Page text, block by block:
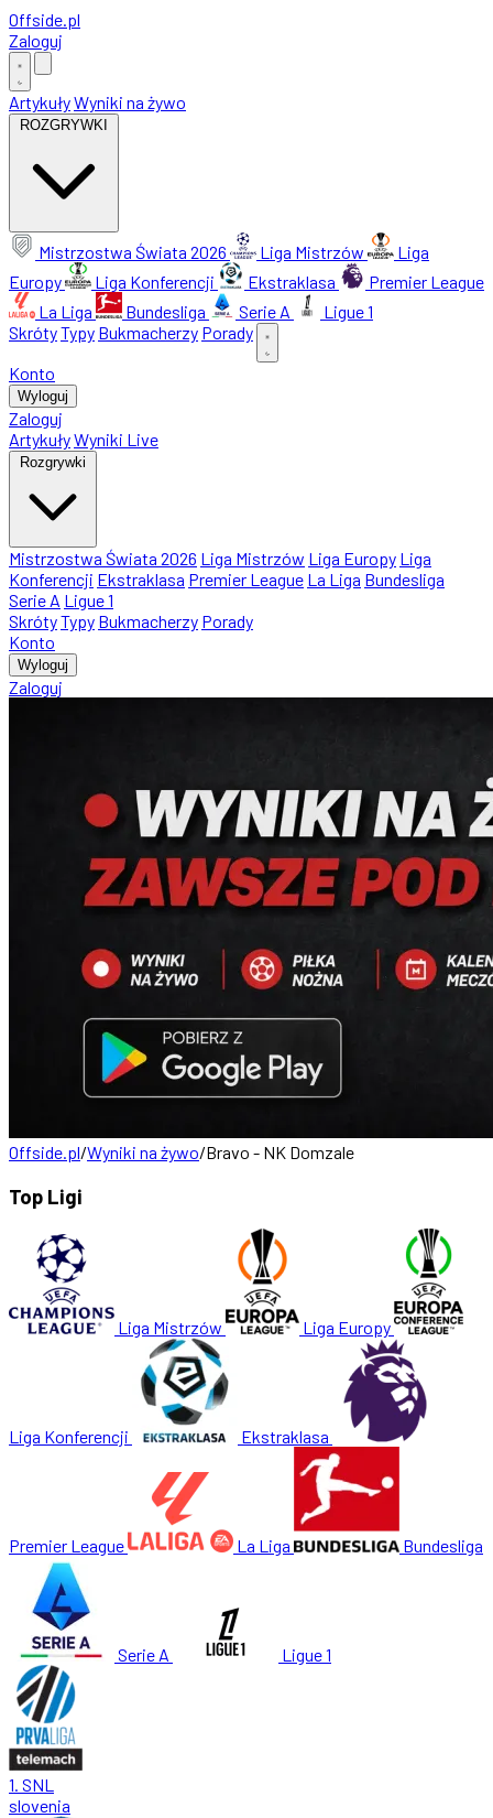
Offside.pl
Zaloguj
ArtykułyWyniki na żywo
ROZGRYWKI
Mistrzostwa Świata 2026 Liga Mistrzów
Liga
Europy
Liga Konferencji Ekstraklasa
Premier League
La Liga
Bundesliga Serie A
Ligue 1
SkrótyTypy Bukmacherzy Porady
Konto
Wyloguj
Zaloguj
ArtykułyWyniki Live
Rozgrywki
Mistrzostwa Świata 2026 Liga Mistrzów Liga Europy Liga
Konferencji Ekstraklasa Premier League La Liga Bundesliga
Serie A Ligue 1
SkrótyTypy Bukmacherzy Porady
Konto
Wyloguj
Zaloguj
Offside.pl/Wyniki na żywo/Bravo - NK Domzale
Top Ligi
Liga Mistrzów Liga Europy
Liga Konferencji Ekstraklasa
Premier League La Liga Bundesliga
Serie A Ligue 1
1. SNL
slovenia